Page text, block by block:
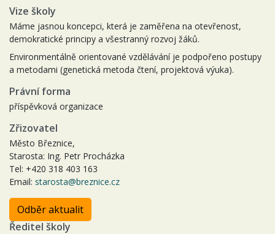
Vize školy
Máme jasnou koncepci, která je zaměřena na otevřenost,
demokratické principy a všestranný rozvoj žáků.
Environmentálně orientované vzdělávání je podpořeno postupy
a metodami (genetická metoda čtení, projektová výuka).
Právní forma
příspěvková organizace
Zřizovatel
Město Březnice,
Starosta: Ing. Petr Procházka
Tel: +420 318 403 163
Email: starosta@breznice.cz
Odběr aktualit
Ředitel školy